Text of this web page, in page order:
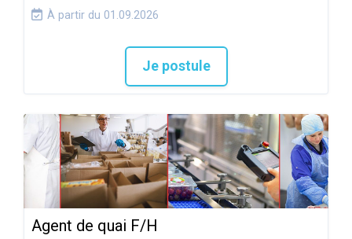
À partir du 01.09.2026
Je postule
Agent de quai F/H